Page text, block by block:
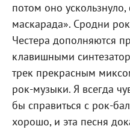
потом оно
маскарада». Сродни
Честера дополняются
клавишными
трек прекрасным
рок-музыки. Я всегда
бы справиться с рок-
хорошо, и эта песня